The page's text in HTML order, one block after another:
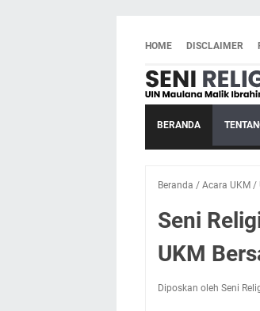
HOME DISCLAIMER
BERANDA
Beranda / Acara UKM /
Seni
UKM
Diposkan oleh Seni